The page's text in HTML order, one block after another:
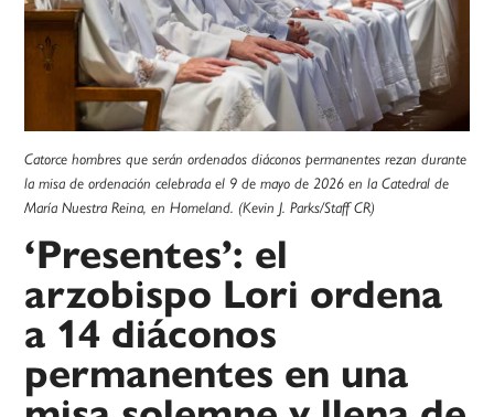
Catorce hombres que serán ordenados diáconos permanentes rezan durante
la misa de ordenación celebrada el 9 de mayo de 2026 en la Catedral de
María Nuestra Reina, en Homeland. (Kevin J. Parks/Staff CR)
‘Presentes’: el
arzobispo Lori ordena
a 14 diáconos
permanentes en una